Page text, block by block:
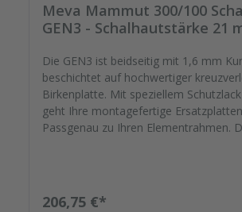
Meva Mammut 300/100
GEN3 - Schalhautstärke 21
Die GEN3 ist beidseitig mit 1,6 mm
beschichtet auf hochwertiger
Birkenplatte. Mit speziellem Schutzlack versiegelt
geht Ihre montagefertige
Passgenau zu Ihren Elementrahmen.
Kunststoffeinsätzen bis zu
Regulärer Preis:
206,75 €*